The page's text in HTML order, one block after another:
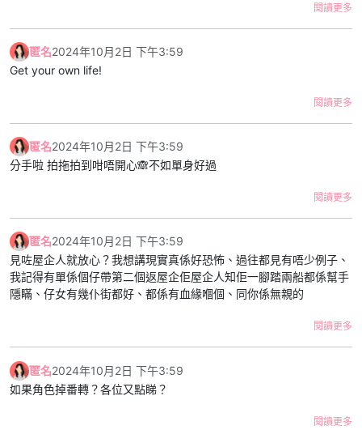
閱讀更多
匿名2024年10月2日 下午3:59
Get your own life!
閱讀更多
匿名2024年10月2日 下午3:59
分手啦 拍拖拍到咁唔開心🙈不如單身好過
閱讀更多
匿名2024年10月2日 下午3:59
見咗屋企人就放心？我想講現實真係好恐怖、過往都見有唔少例子、
我記得有單係個仔帶第二個返屋企佢屋企人知佢一腳踏兩船都係幫手
隱瞞、仔女有幾仆街都好、都係有血緣嗰個、同你係無親的
閱讀更多
匿名2024年10月2日 下午3:59
如果角色掉番轉？各位又點睇？
閱讀更多